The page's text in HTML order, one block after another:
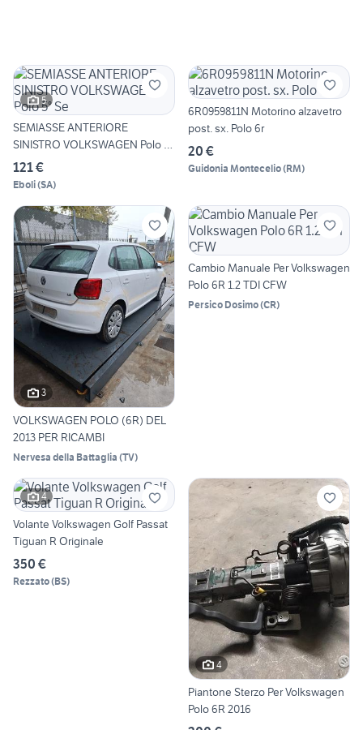
5
SEMIASSE ANTERIORE
SINISTRO VOLKSWAGEN Polo 5°
Se
121 €
Eboli(SA)
6R0959811N Motorino alzavetro
post. sx. Polo 6r
20 €
Guidonia Montecelio(RM)
3
VOLKSWAGEN POLO (6R) DEL
2013 PER RICAMBI
Nervesa della Battaglia (TV)
Cambio Manuale Per Volkswagen
Polo 6R 1.2 TDI CFW
Persico Dosimo(CR)
4
Volante Volkswagen Golf Passat
Tiguan R Originale
350 €
Rezzato(BS)
4
Piantone Sterzo Per Volkswagen
Polo 6R 2016